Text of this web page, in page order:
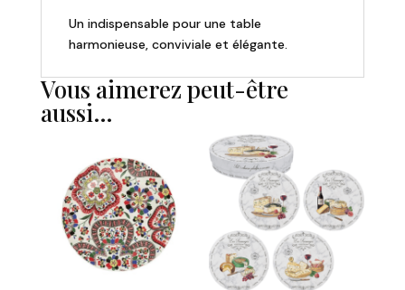
Un indispensable pour une table
harmonieuse, conviviale et élégante.
Vous aimerez peut-être
aussi…